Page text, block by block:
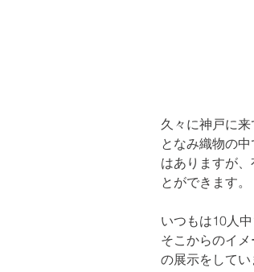
久々に神戸に
となみ織物の
はありますが
とができます。
いつもは10人
そこからのイ
の展示をして